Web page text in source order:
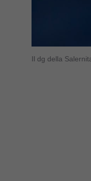
Il dg della